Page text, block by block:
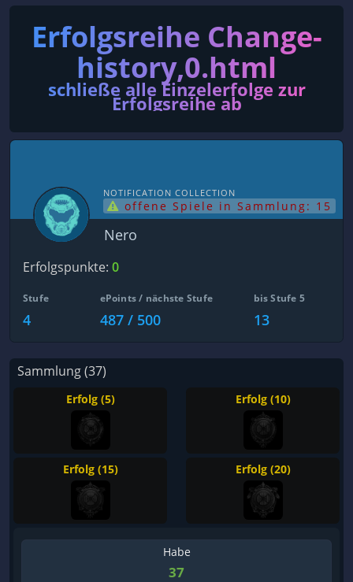
Erfolgsreihe Change-
history,0.html
schließe alle Einzelerfolge zur
Erfolgsreihe ab
NOTIFICATION COLLECTION
offene Spiele in Sammlung: 15
Nero
Erfolgspunkte: 0
Stufe
4
ePoints / nächste Stufe
487 / 500
bis Stufe 5
13
Sammlung (37)
Erfolg (5) Erfolg (10)
Erfolg (15) Erfolg (20)
Habe
37